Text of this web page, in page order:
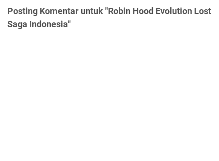
Posting Komentar untuk "Robin Hood Evolution Lost
Saga Indonesia"